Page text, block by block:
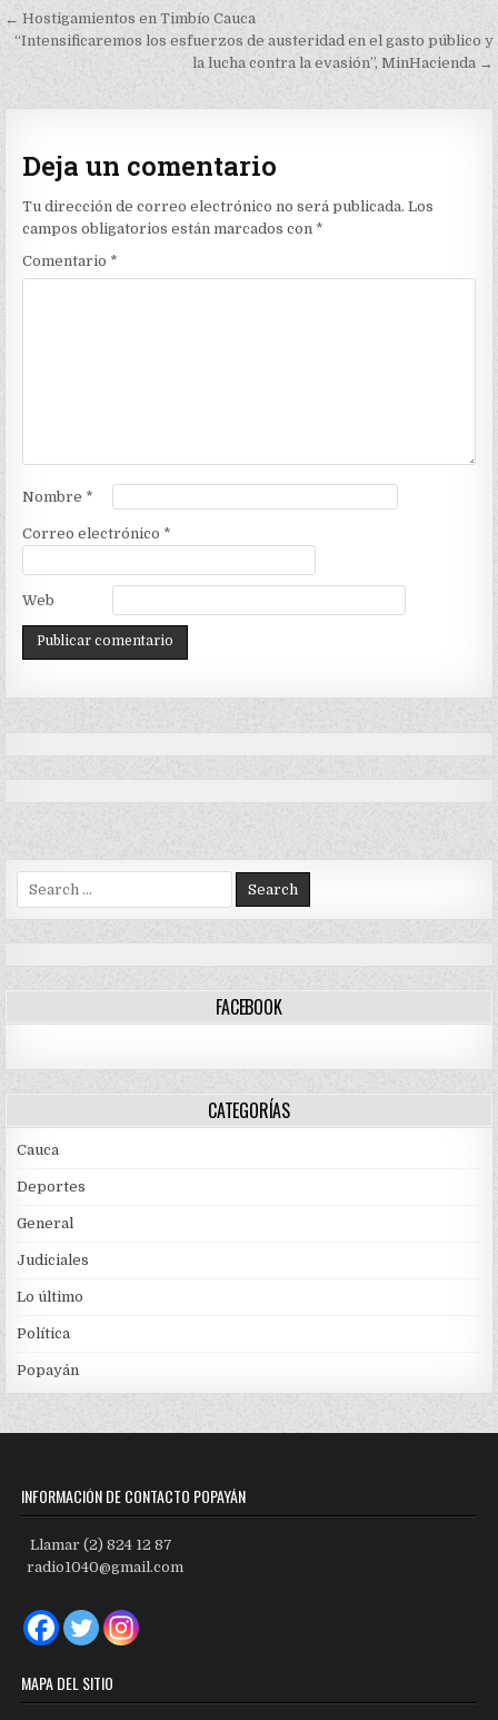
Navegación
de
← Hostigamientos en Timbío Cauca
“Intensificaremos los esfuerzos de austeridad en el gasto público y
la lucha contra la evasión”, MinHacienda →
Deja un comentario
Tu dirección de correo electrónico no será publicada. Los
campos obligatorios están marcados con *
Comentario *
Nombre *
Correo electrónico *
Web
Search
for:
FACEBOOK
CATEGORÍAS
Cauca
Deportes
General
Judiciales
Lo último
Política
Popayán
INFORMACIÓN DE CONTACTO POPAYÁN
Llamar (2) 824 12 87
radio1040@gmail.com
MAPA DEL SITIO